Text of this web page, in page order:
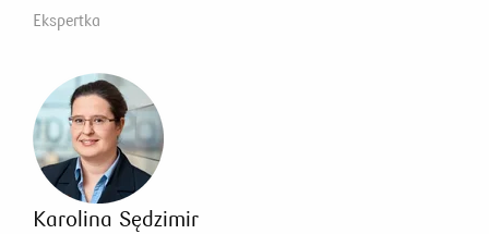
Ekspertka
Karolina Sędzimir